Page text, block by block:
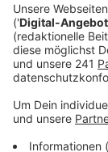
Ein Promi,
Anzeige
Wenn ein